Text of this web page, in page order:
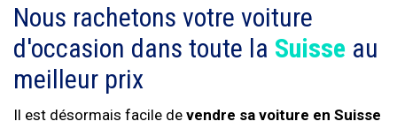
Nous rachetons votre voiture
d'occasion dans toute la Suisse au
meilleur prix
Il est désormais facile de vendre sa voiture en Suisse